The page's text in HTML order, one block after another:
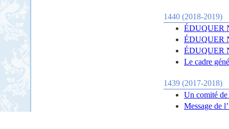
1440 (2018-2019)
ÉDUQUER
ÉDUQUER
ÉDUQUER
Le cadre
1439 (2017-2018)
Un comité
Message de